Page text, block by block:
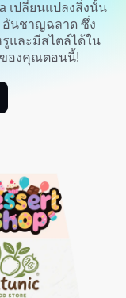
เปลี่ยนแปลงสิ่งนั้น
อันชาญฉลาด ซึ่ง
และมีสไตล์ได้ใน
องคุณตอนนี้!